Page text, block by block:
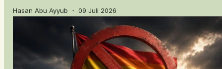
Hasan Abu Ayyub ・ 09 Juli 2026